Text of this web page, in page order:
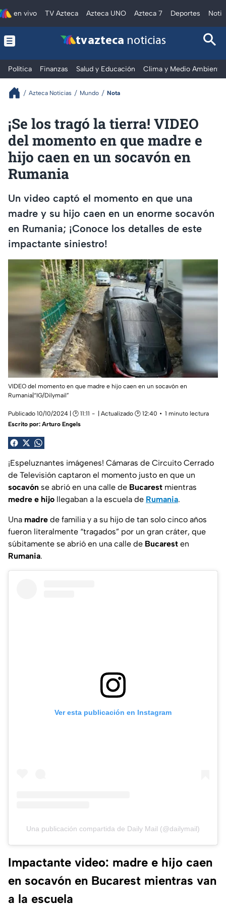
en vivo TV Azteca Azteca UNO Azteca 7 Deportes
tv azteca noticias
Política Finanzas Salud y Educación Clima y Medio Ambiente
Azteca Noticias Mundo Nota
¡Se los tragó la tierra! VIDEO
del momento en que madre e
hijo caen en un socavón en
Rumania
Un video captó el momento en que una
madre y su hijo caen en un enorme socavón
en Rumania; ¡Conoce los detalles de este
impactante siniestro!
VIDEO del momento en que madre e hijo caen en un socavón en
Rumania|“IG/Dilymail”
Publicado 10/10/2024 | 🕑 11:11 | Actualizado 🕑 12:40
1 minuto lectura
Escrito por: Arturo Engels
¡Espeluznantes imágenes! Cámaras de Circuito Cerrado
de Televisión captaron el momento justo en que un
socavón se abrió en una calle de Bucarest mientras
medre e hijo llegaban a la escuela de Rumania.
Una madre de familia y a su hijo de tan solo cinco años
fueron literalmente “tragados” por un gran cráter, que
súbitamente se abrió en una calle de Bucarest en
Rumania.
Ver esta publicación en Instagram
Una publicación compartida de Daily Mail (@dailymail)
Impactante video: madre e hijo caen
en socavón en Bucarest mientras van
a la escuela